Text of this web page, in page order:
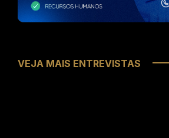
VEJA MAIS ENTREVISTAS